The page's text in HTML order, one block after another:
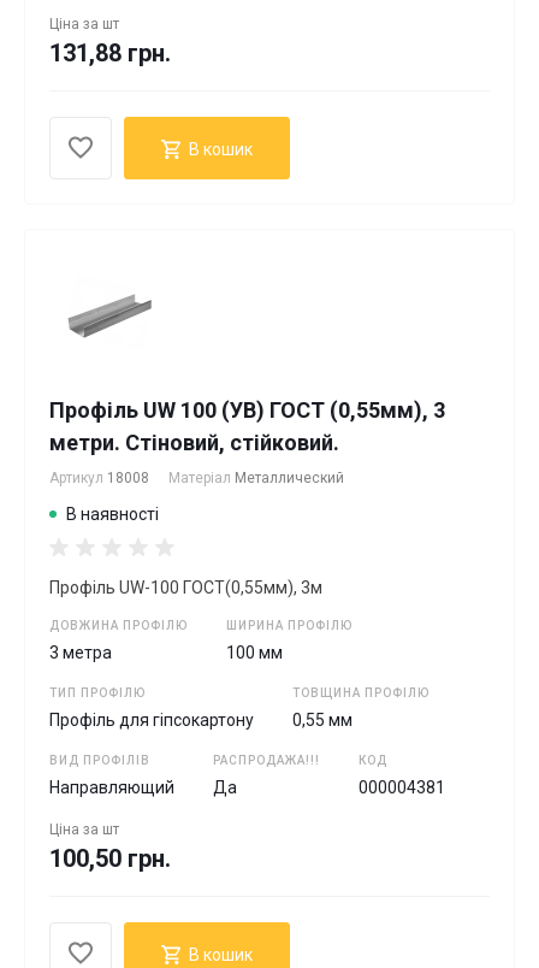
Ціна за шт
131,88 грн.
В кошик
Профіль UW 100 (УВ) ГОСТ (0,55мм), 3
метри. Стіновий, стійковий.
Артикул 18008 Матеріал Металлический
В наявності
Профіль UW-100 ГОСТ(0,55мм), 3м
ДОВЖИНА ПРОФІЛЮ
3 метра
ШИРИНА ПРОФІЛЮ
100 мм
ТИП ПРОФІЛЮ
Профіль для гіпсокартону
ТОВЩИНА ПРОФІЛЮ
0,55 мм
ВИД ПРОФІЛІВ
Направляющий
РАСПРОДАЖА!!!
Да
КОД
000004381
Ціна за шт
100,50 грн.
В кошик